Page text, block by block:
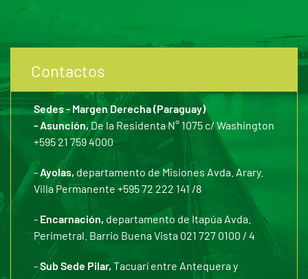
Contactos
Sedes - Margen Derecha (Paraguay)
- Asunción,De la Residenta N° 1075 c/ Washington
+595 21 759 4000
-Ayolas, departamento de Misiones Avda. Arary.
Villa Permanente +595 72 222 141 /8
- Encarnación, departamento de Itapúa Avda.
Perimetral. Barrio Buena Vista 021 727 0100 / 4
-Sub Sede Pilar, Tacuarí entre Antequera y